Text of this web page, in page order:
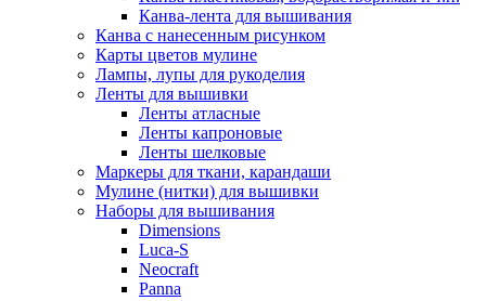
Канва-лента для вышивания
Канва с нанесенным рисунком
Карты цветов мулине
Лампы, лупы для рукоделия
Ленты для вышивки
Ленты атласные
Ленты капроновые
Ленты шелковые
Маркеры для ткани, карандаши
Мулине (нитки) для вышивки
Наборы для вышивания
Dimensions
Luca-S
Neocraft
Panna